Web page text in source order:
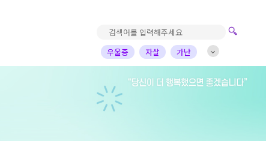
우울증 자살
가난
진로고민
가정의아픔
자녀
부부 배우
가수
개그맨